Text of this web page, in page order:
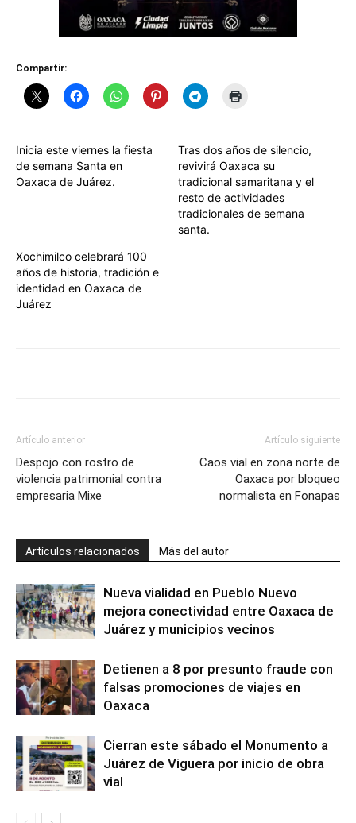
Compartir:
Inicia este viernes la fiesta
de semana Santa en
Oaxaca de Juárez.
Tras dos años de silencio,
revivirá Oaxaca su
tradicional samaritana y el
resto de actividades
tradicionales de semana
santa.
Xochimilco celebrará 100
años de historia, tradición e
identidad en Oaxaca de
Juárez
Artículo anterior
Despojo con rostro de
violencia patrimonial contra
empresaria Mixe
Artículo siguiente
Caos vial en zona norte de
Oaxaca por bloqueo
normalista en Fonapas
Artículos relacionados Más del autor
Nueva vialidad en Pueblo Nuevo
mejora conectividad entre Oaxaca de
Juárez y municipios vecinos
Detienen a 8 por presunto fraude con
falsas promociones de viajes en
Oaxaca
Cierran este sábado el Monumento a
Juárez de Viguera por inicio de obra
vial